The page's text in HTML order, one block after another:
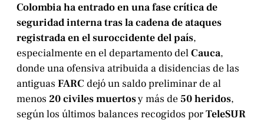
Colombia ha entrado en una fase crítica de
seguridad interna tras la cadena de ataques
registrada en el suroccidente del país,
especialmente en el departamento delCauca,
donde una ofensiva atribuida a disidencias de las
antiguas FARC dejó un saldo preliminar de al
menos 20 civiles muertosy más de 50 heridos,
según los últimos balances recogidos porTeleSUR